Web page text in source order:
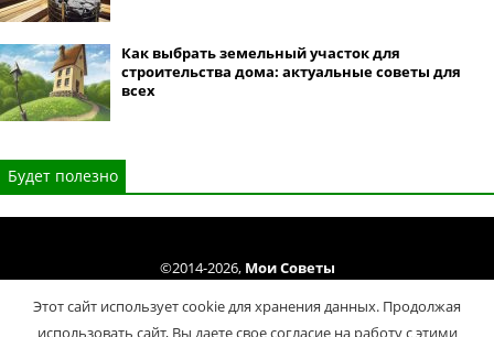
Как выбрать земельный участок для
строительства дома: актуальные советы для
всех
Будет полезно
©2014-2026, Мои Советы
Условий использования
Этот сайт использует cookie для хранения данных. Продолжая
использовать сайт, Вы даете свое согласие на работу с этими